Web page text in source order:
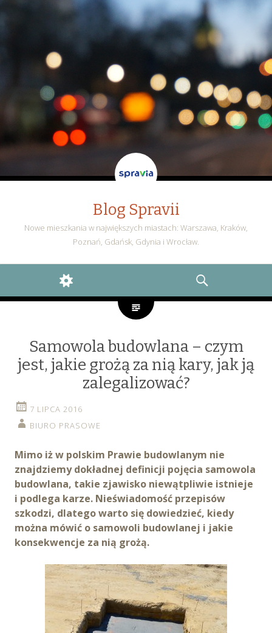
Blog Spravii
Nowe mieszkania w największych miastach: Warszawa, Kraków,
Poznań, Gdańsk, Gdynia i Wrocław.
WIDGETS
SEARCH
Samowola budowlana – czym
jest, jakie grożą za nią kary, jak ją
zalegalizować?
7 LIPCA 2016
BIURO PRASOWE
Mimo iż w polskim Prawie budowlanym nie
znajdziemy dokładnej definicji pojęcia samowola
budowlana, takie zjawisko niewątpliwie istnieje
i podlega karze. Nieświadomość przepisów
szkodzi, dlatego warto się dowiedzieć, kiedy
można mówić o samowoli budowlanej i jakie
konsekwencje za nią grożą.